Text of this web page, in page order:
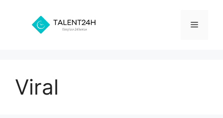
contenido
Menú
Viral